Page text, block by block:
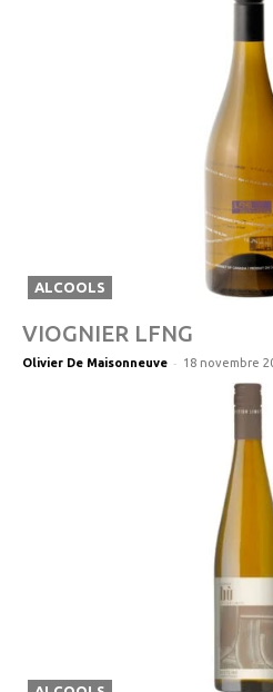
ALCOOLS
VIOGNIER LFNG
Olivier De Maisonneuve - 18 novembre